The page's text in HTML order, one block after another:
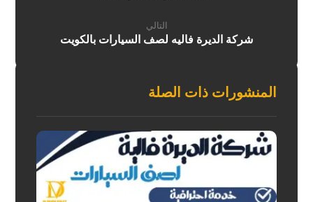
التالي
شركة الديرة فاليه لصف السيارات بالكويت
المنشورات ذات الصلة